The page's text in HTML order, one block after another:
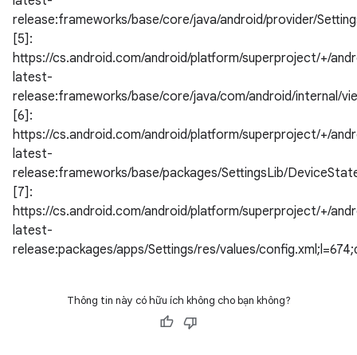
release:frameworks/base/core/java/android/provider/
[5]:
https://cs.android.com/android/platform/superproject/+/
latest-
release:frameworks/base/core/java/com/android/internal/
[6]:
https://cs.android.com/android/platform/superproject/+/
latest-
release:frameworks/base/packages/SettingsLib/
[7]:
https://cs.android.com/android/platform/superproject/+/
latest-
release:packages/apps/Settings/res/values/
Thông tin này có hữu ích không cho bạn không?